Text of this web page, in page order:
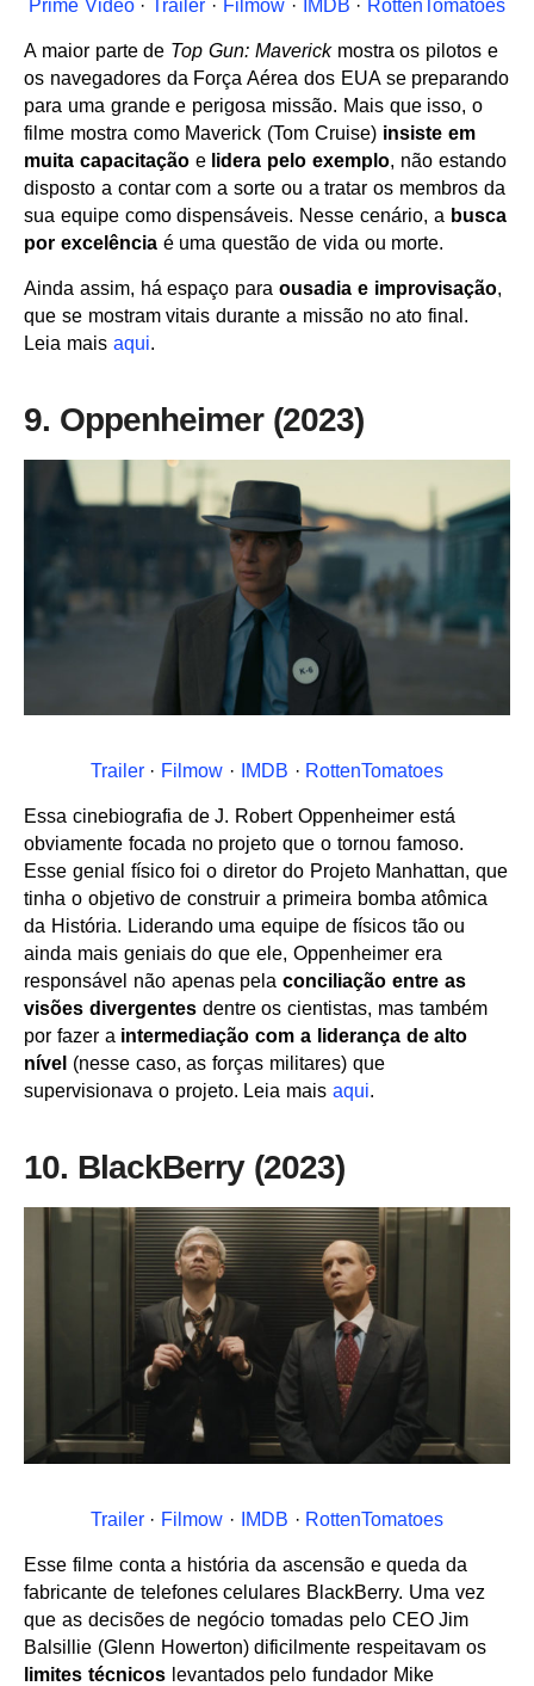
Prime Video·Trailer · Filmow· IMDB · RottenTomatoes
A maior parte de Top Gun: Maverickmostra os pilotos e
os navegadores da Força Aérea dos EUA se preparando
para uma grande e perigosa missão. Mais que isso, o
filme mostra como Maverick (Tom Cruise) insiste em
muita capacitaçãoe lidera pelo exemplo, não estando
disposto a contar com a sorte ou a tratar os membros da
sua equipe como dispensáveis. Nesse cenário, a busca
por excelênciaé uma questão de vida ou morte.
Ainda assim, há espaço para ousadia e improvisação,
que se mostram vitais durante a missão no ato final.
Leia mais aqui.
9. Oppenheimer (2023)
Trailer· Filmow · IMDB · RottenTomatoes
Essa cinebiografia de J. Robert Oppenheimer está
obviamente focada no projeto que o tornou famoso.
Esse genial físico foi o diretor do Projeto Manhattan, que
tinha o objetivo de construir a primeira bomba atômica
da História. Liderando uma equipe de físicos tão ou
ainda mais geniais do que ele, Oppenheimer era
responsável não apenas pelaconciliação entre as
visões divergentesdentre os cientistas, mas também
por fazer a intermediação com a liderança de alto
nível (nesse caso, as forças militares) que
supervisionava o projeto. Leia mais aqui.
10. BlackBerry (2023)
Trailer· Filmow · IMDB · RottenTomatoes
Esse filme conta a história da ascensão e queda da
fabricante de telefones celulares BlackBerry. Uma vez
que as decisões de negócio tomadas pelo CEO Jim
Balsillie (Glenn Howerton) dificilmente respeitavam os
limites técnicoslevantados pelo fundador Mike